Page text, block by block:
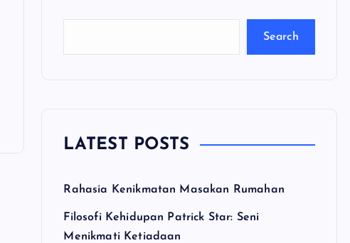
Search
LATEST POSTS
Rahasia Kenikmatan Masakan Rumahan
Filosofi Kehidupan Patrick Star: Seni
Menikmati Ketiadaan